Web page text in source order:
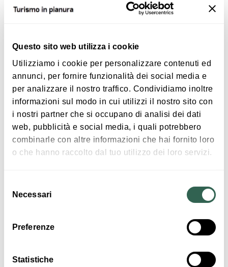
Questo sito web utilizza i cookie
Utilizziamo i cookie per personalizzare contenuti ed
annunci, per fornire funzionalità dei social media e
per analizzare il nostro traffico. Condividiamo inoltre
informazioni sul modo in cui utilizzi il nostro sito con
i nostri partner che si occupano di analisi dei dati
web, pubblicità e social media, i quali potrebbero
combinarle con altre informazioni che hai fornito loro
o che hanno raccolto dal tuo utilizzo dei loro servizi.
delNecessari
Preferenze
Statistiche
ATTIVITÀ
€ 35
Armonie del Territorio
SAN GIOVANNI IN PERSICETO